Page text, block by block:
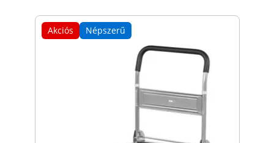
Akciós Népszerű